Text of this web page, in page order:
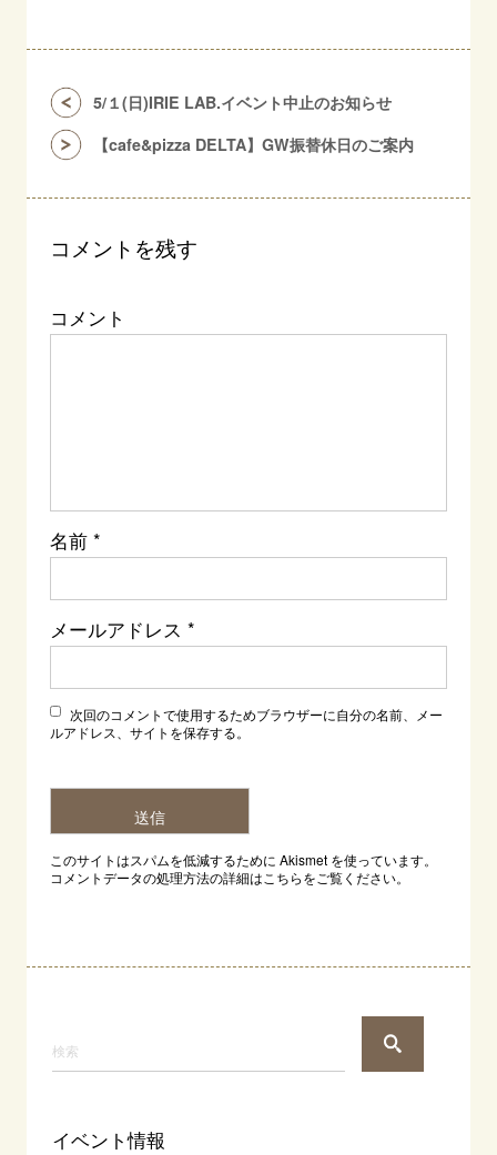
5/１(日)IRIE LAB.イベント中止のお知らせ
【cafe&pizza DELTA】GW振替休日のご案内
コメントを残す
コメント
名前*
メールアドレス*
次回のコメントで使用するためブラウザーに自分の名前、メー
ルアドレス、サイトを保存する。
このサイトはスパムを低減するために Akismet を使っています。
コメントデータの処理方法の詳細はこちらをご覧ください。
イベント情報